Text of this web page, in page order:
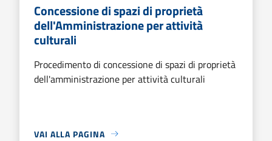
Concessione di spazi di proprietà
dell'Amministrazione per attività
culturali
Procedimento di concessione di spazi di proprietà
dell'amministrazione per attività culturali
VAI ALLA PAGINA